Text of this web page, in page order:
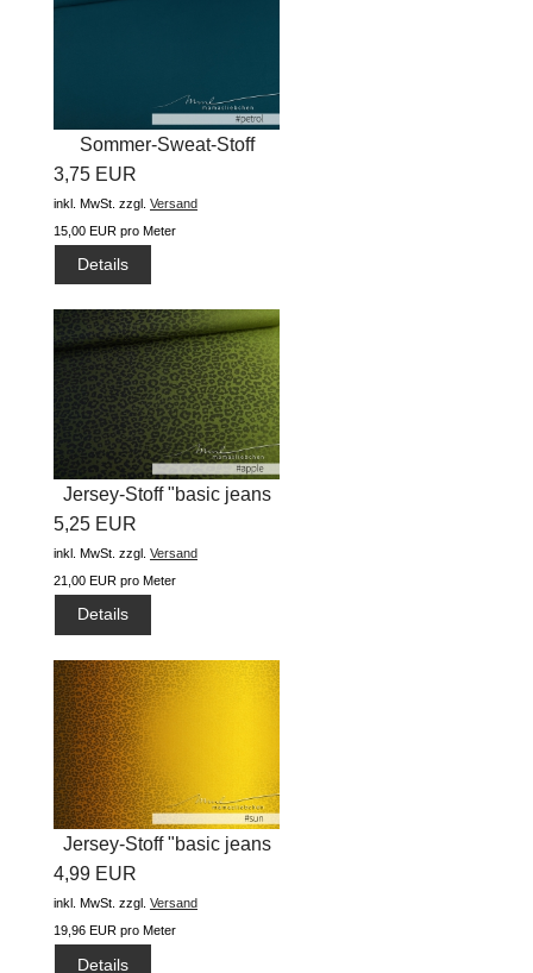
Sommer-Sweat-Stoff
"Basic uni...
3,75 EUR
inkl. MwSt. zzgl. Versand
15,00 EUR pro Meter
Details
Jersey-Stoff "basic jeans
5,25 EUR
inkl. MwSt. zzgl. Versand
21,00 EUR pro Meter
Details
Jersey-Stoff "basic jeans
4,99 EUR
inkl. MwSt. zzgl. Versand
19,96 EUR pro Meter
Details